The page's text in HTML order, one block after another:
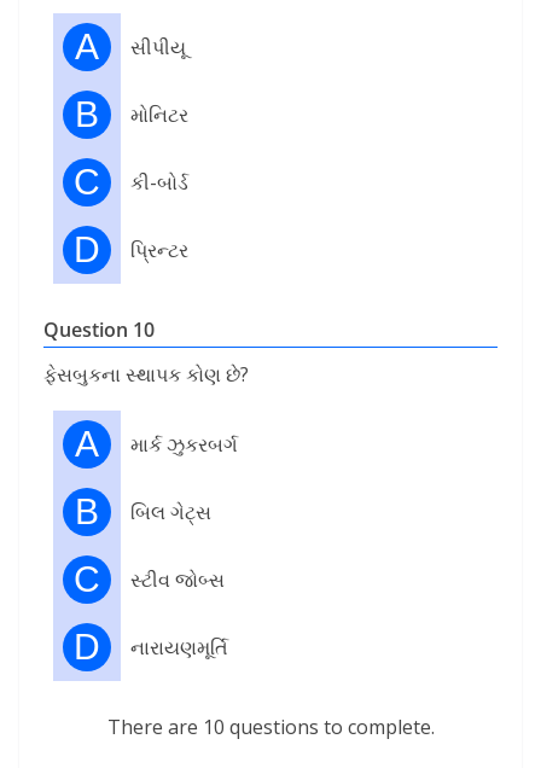
A સીપીયૂ
B મોનિટર
C કી-બોર્ડ
D પ્રિન્ટર
Question 10
ફેસબુકના સ્થાપક કોણ છે?
A માર્ક ઝુકરબર્ગ
B બિલ ગેટ્સ
C સ્ટીવ જોબ્સ
D નારાયણમૂર્તિ
There are 10 questions to complete.